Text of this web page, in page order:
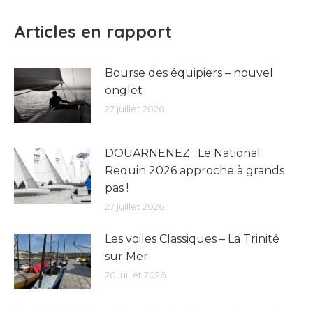
Articles en rapport
Bourse des équipiers – nouvel
onglet
27 juillet 2026
DOUARNENEZ : Le National
Requin 2026 approche à grands
pas !
27 juillet 2026
Les voiles Classiques – La Trinité
sur Mer
20 juillet 2026